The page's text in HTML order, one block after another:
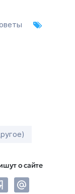
о сайте